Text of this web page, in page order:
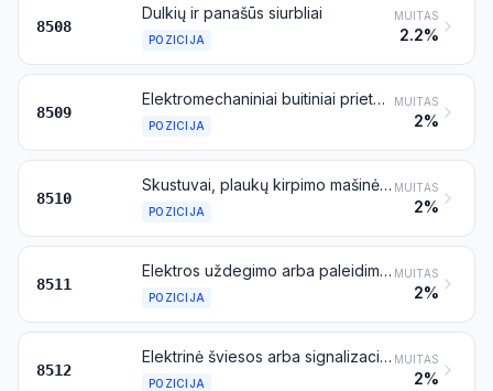
8508
Dulkių ir panašūs siurbliai
POZICIJA
MUITAS
2.2%
8509
Elektromechaniniai buitiniai prietaisai su įmontuotu elektros varikliu, išskyrus 8508 pozicijai priskiriamus dulkių ir panašius siurblius
POZICIJA
MUITAS
2%
8510
Skustuvai, plaukų kirpimo mašinėlės ir kiti plaukų šalinimo įtaisai su įmontuotu elektros varikliu
POZICIJA
MUITAS
2%
8511
Elektros uždegimo arba paleidimo įranga, naudojama kibirkštinio arba slėginio uždegimo vidaus degimo varikliuose (pavyzdžiui, uždegimo magnetos, magnetų generatoriai, uždegimo ritės, uždegimo žvakės, kaitinimo žvakės, paleidimo varikliai); generatoriai (pavyzdžiui, nuolatinės arba kintamosios srovės) ir išjungikliai, naudojami kartu su šiais varikliais
POZICIJA
MUITAS
2%
8512
Elektrinė šviesos arba signalizacijos įranga (išskyrus gaminius, priskiriamus 8539 pozicijai), stiklų valytuvai ir apsaugos nuo stiklų apšalimo ir aprasojimo įranga, skirti dviračiams ir panašioms transporto priemonėms, motociklams arba autotransporto priemonėms
POZICIJA
MUITAS
2%